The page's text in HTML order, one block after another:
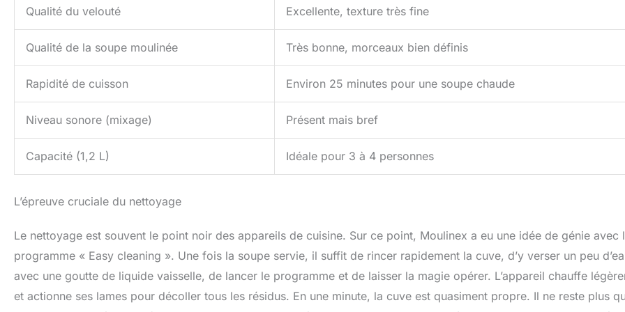
Qualité du velouté Excellente, texture très fine
Qualité de la soupe moulinée Très bonne, morceaux bien définis
Rapidité de cuisson Environ 25 minutes pour une soupe chaude
Niveau sonore (mixage) Présent mais bref
Capacité (1,2 L) Idéale pour 3 à 4 personnes
L’épreuve cruciale du nettoyage
Le nettoyage est souvent le point noir des appareils de cuisine. Sur ce point, Moulinex a eu une idée de génie avec
programme « Easy cleaning ». Une fois la soupe servie, il suffit de rincer rapidement la cuve, d’y verser un peu
avec une goutte de liquide vaisselle, de lancer le programme et de laisser la magie opérer. L’appareil chauffe
et actionne ses lames pour décoller tous les résidus. En une minute, la cuve est quasiment propre. Il ne reste plus